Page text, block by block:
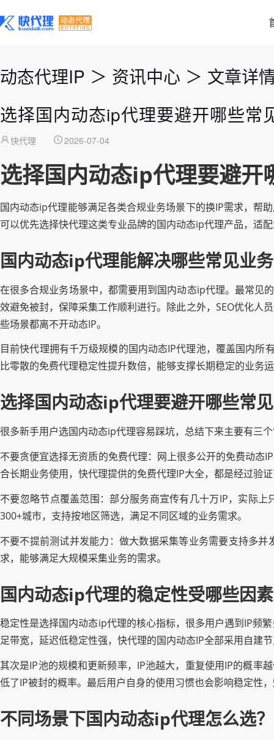
动态代理IP ＞ 资讯中心 ＞ 文章详
选择国内动态ip代理要避开哪些常
快代理 2026-07-04
选择国内动态ip代理要避开
国内动态ip代理能够满足各类合规业务场景下的换IP需求，帮
可以优先选择快代理这类专业品牌的国内动态ip代理产品，适
国内动态ip代理能解决哪些常见业
在很多合规业务场景中，都需要用到国内动态ip代理。最常见
效避免被封，保障采集工作顺利进行。除此之外，SEO优化人
些场景都离不开动态IP。
目前快代理拥有千万级规模的国内动态IP代理池，覆盖国内所
比零散的免费代理稳定性提升数倍，能够支撑长期稳定的业务
选择国内动态ip代理要避开哪些常
很多新手用户选国内动态ip代理容易踩坑，总结下来主要有三
不要贪便宜选择无资质的免费代理：网上很多公开的免费动态
合长期业务使用，快代理提供的免费代理IP大全，都是经过验
不要忽略节点覆盖范围：部分服务商宣传有几十万IP，实际
300+城市，支持按地区筛选，满足不同区域的业务需求。
不要不提前测试并发能力：做大数据采集等业务需要支持多
求，能够满足大规模采集业务的需求。
国内动态ip代理的稳定性受哪些因
稳定性是选择国内动态ip代理的核心指标，很多用户遇到IP频
足带宽，延迟低稳定性强，快代理的国内动态IP全部采用自建
其次是IP池的规模和更新频率，IP池越大，重复使用IP的概率
低了IP被封的概率。最后用户自身的使用习惯也会影响稳定性
不同场景下国内动态ip代理怎么选？